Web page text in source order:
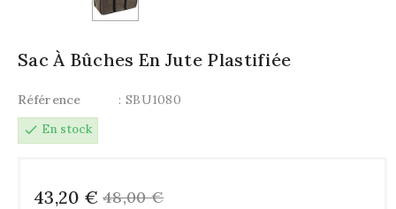
Sac À Bûches En Jute Plastifiée
Référence
: SBU1080
check En stock
43,20 € 48,00 €